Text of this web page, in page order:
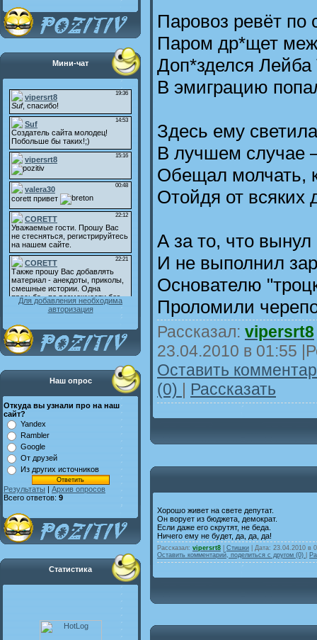
Мини-чат
Для добавления необходима
авторизация
Наш опрос
Откуда вы узнали про на наш
сайт?
Yandex
Rambler
Google
От друзей
Из других источников
Результаты | Архив опросов
Всего ответов: 9
Статистика
Паровоз ревёт по
Паром др*щет
Доп*зделся Лейба
В эмиграцию
Здесь ему
В лучшем случае
Обещал молчать,
Отойдя от всяких
А за то, что вынул
И не выполнил
Основателю
Проломили
Рассказал: vipersrt8
23.04.2010 в 01:55
Оставить
(0) | Рассказать
Хорошо живет на свете депутат.
Он ворует из бюджета, демократ.
Если даже его скрутят, не беда.
Ничего ему не будет, да, да, да!
Рассказал: vipersrt8 Стишки | Дата: 23.04.2010 в
Оставить комментарий, поделиться с другом (0)